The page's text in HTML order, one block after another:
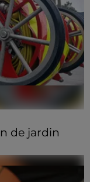
de jardin